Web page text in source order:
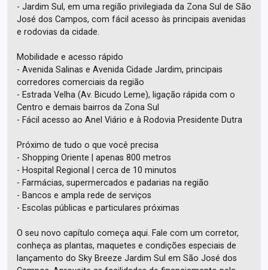
- Jardim Sul, em uma região privilegiada da Zona Sul de São
José dos Campos, com fácil acesso às principais avenidas
e rodovias da cidade.
Mobilidade e acesso rápido
- Avenida Salinas e Avenida Cidade Jardim, principais
corredores comerciais da região
- Estrada Velha (Av. Bicudo Leme), ligação rápida com o
Centro e demais bairros da Zona Sul
- Fácil acesso ao Anel Viário e à Rodovia Presidente Dutra
Próximo de tudo o que você precisa
- Shopping Oriente | apenas 800 metros
- Hospital Regional | cerca de 10 minutos
- Farmácias, supermercados e padarias na região
- Bancos e ampla rede de serviços
- Escolas públicas e particulares próximas
O seu novo capítulo começa aqui. Fale com um corretor,
conheça as plantas, maquetes e condições especiais de
lançamento do Sky Breeze Jardim Sul em São José dos